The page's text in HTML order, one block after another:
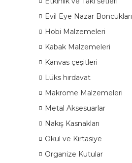
Evil Eye Nazar Boncukları
Hobi Malzemeleri
Kabak Malzemeleri
Kanvas çeşitleri
Lüks hırdavat
Makrome Malzemeleri
Metal Aksesuarlar
Nakış Kasnakları
Okul ve Kırtasiye
Organize Kutular